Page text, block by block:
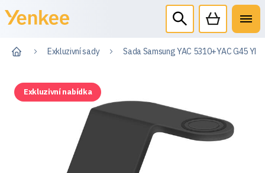
Exkluzivní sady Sada Samsung YAC 5310+YAC G45
Exkluzivní nabídka